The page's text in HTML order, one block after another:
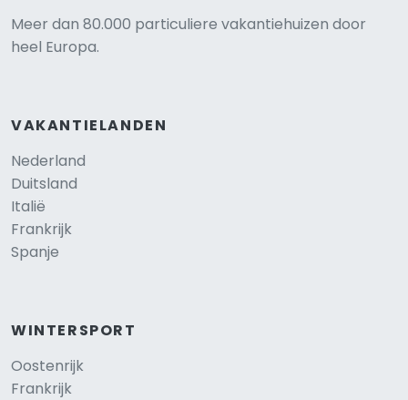
Meer dan 80.000 particuliere vakantiehuizen door
heel Europa.
VAKANTIELANDEN
Nederland
Duitsland
Italië
Frankrijk
Spanje
WINTERSPORT
Oostenrijk
Frankrijk